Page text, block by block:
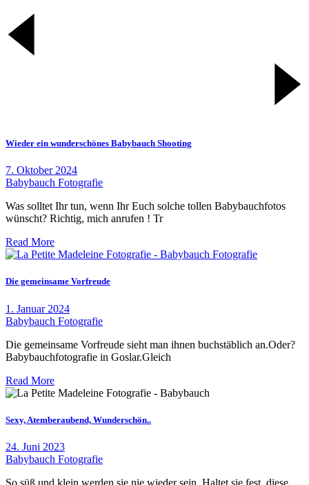
Wieder ein wunderschönes Babybauch Shooting
7. Oktober 2024
Babybauch Fotografie
Was solltet Ihr tun, wenn Ihr Euch solche tollen Babybauchfotos
wünscht? Richtig, mich anrufen ! Tr
Read More
Die gemeinsame Vorfreude
1. Januar 2024
Babybauch Fotografie
Die gemeinsame Vorfreude sieht man ihnen buchstäblich an.Oder?
Babybauchfotografie in Goslar.Gleich
Read More
Sexy, Atemberaubend, Wunderschön..
24. Juni 2023
Babybauch Fotografie
So süß und klein werden sie nie wieder sein. Haltet sie fest, diese